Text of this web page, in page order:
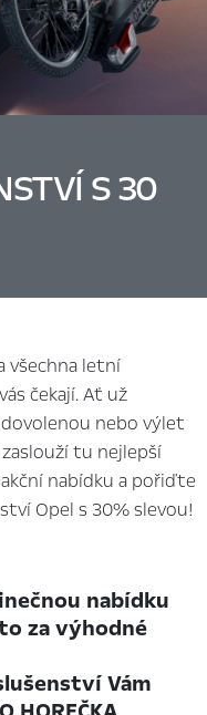
S 30
všechna letní
čekají. Ať už
nebo výlet
tu nejlepší
nabídku a pořiďte
Opel s 30% slevou!
nabídku
za výhodné
Vám